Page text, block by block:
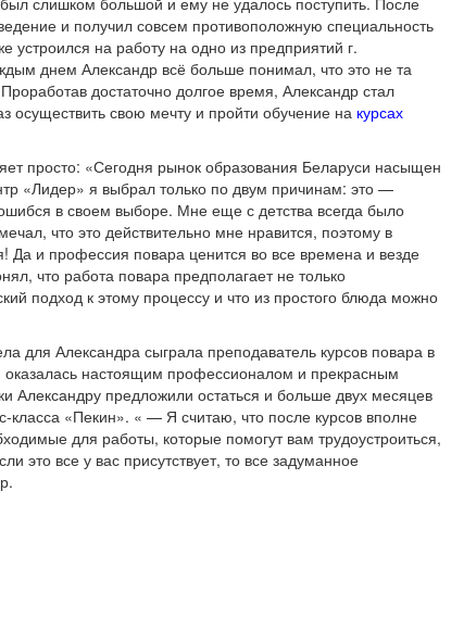
и получил совсем противоположную специальность
устроился на работу на одно из предприятий г.
днем Александр всё больше понимал, что это не та
достаточно долгое время, Александр стал
свою мечту и пройти обучение на курсах
просто: «Сегодня рынок образования Беларуси насыщен
«Лидер» я выбрал только по двум причинам: это —
в своем выборе. Мне еще с детства всегда было
что это действительно мне нравится, поэтому в
Да и профессия повара ценится во все времена и везде
что работа повара предполагает не только
подход к этому процессу и что из простого блюда можно
для Александра сыграла преподаватель курсов повара в
настоящим профессионалом и прекрасным
Александру предложили остаться и больше двух месяцев
класса «Пекин». « — Я считаю, что после курсов вполне
для работы, которые помогут вам трудоустроиться,
это все у вас присутствует, то все задуманное